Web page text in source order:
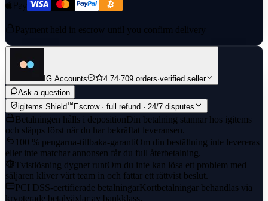
Payment held in escrow until you confirm delivery
IG Accounts 4.74·709 orders·verified seller
Ask a question
igitems Shield™ Escrow · full refund · 24/7 disputes
Betalningen hålls i depositionDin betalning stannar hos igitems
och släpps först när du har bekräftat leveransen.
100 % pengarna-tillbaka-garantiOm din beställning inte levereras
eller inte matchar annonsen får du full återbetalning.
Tvistlösning dygnet runtOm du inte kan lösa ett problem med
säljaren kliver vårt team in och fattar ett rättvist beslut.
PCI DSS-certifierade betalningarKortbetalningar behandlas via
krypterade betalväxlar av bankklass.